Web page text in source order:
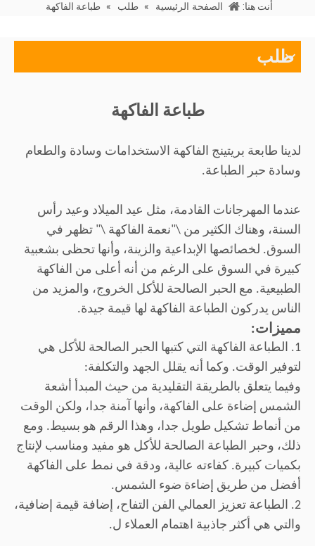
أنت هنا: الصفحة الرئيسية » طلب » طباعة الفاكهة
طلب
طباعة الفاكهة
لدينا طابعة بريتينج الفاكهة الاستخدامات وسادة والطعام
وسادة حبر الطباعة.
عندما المهرجانات القادمة، مثل عيد الميلاد وعيد رأس
السنة، وهناك الكثير من \"نعمة الفاكهة \" تظهر في
السوق. لخصائصها الإبداعية والزينة، وأنها تحظى بشعبية
كبيرة في السوق على الرغم من أنه أعلى من الفاكهة
الطبيعية. مع الحبر الصالحة للأكل الخروج، والمزيد من
الناس يدركون الطباعة الفاكهة لها قيمة جيدة.
مميزات:
1. الطباعة الفاكهة التي كتبها الحبر الصالحة للأكل هي
لتوفير الوقت. وكما أنه يقلل الجهد والتكلفة:
وفيما يتعلق بالطريقة التقليدية من حيث المبدأ أشعة
الشمس إضاءة على الفاكهة، وأنها آمنة جدا، ولكن الوقت
من أنماط تشكيل طويل جدا، وهذا الرقم هو بسيط. ومع
ذلك، وحبر الطباعة الصالحة للأكل هو مفيد ومناسب لإنتاج
بكميات كبيرة. كفاءته عالية، ودقة في نمط على الفاكهة
أفضل من طريق إضاءة ضوء الشمس.
2. الطباعة تعزيز العمالي الفن التفاح، إضافة قيمة إضافية،
والتي هي أكثر جاذبية اهتمام العملاء ل.